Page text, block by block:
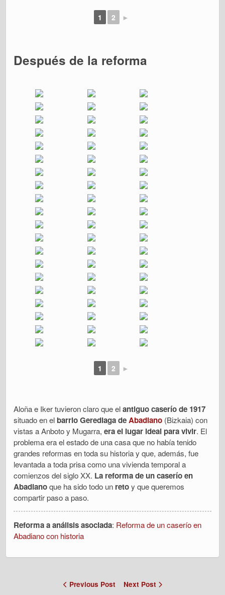
1 2 ►
Después de la reforma
1 2 ►
Aloña e Iker tuvieron claro que elantiguo caserío de 1917
situado en el barrio Gerediaga deAbadiano (Bizkaia) con
vistas a Anboto y Mugarra, era el lugar ideal para vivir. El
problema era el estado de una casa que no había tenido
grandes reformas en toda su historia y que, además, fue
levantada a toda prisa como una vivienda temporal a
comienzos del siglo XX. La reforma de un caserío en
Abadianoque ha sido todo un retoy que queremos
compartir paso a paso.
Reforma a análisis asociada: Reforma de un caserío en
Abadiano con historia
Previous Post Next Post